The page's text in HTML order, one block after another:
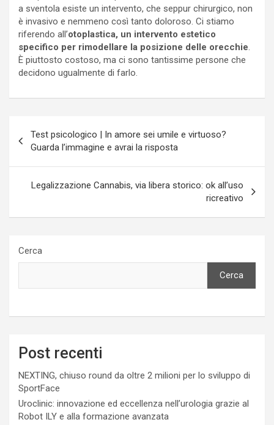
a sventola esiste un intervento, che seppur chirurgico, non
è invasivo e nemmeno così tanto doloroso. Ci stiamo
riferendo all’otoplastica, un intervento estetico
specifico per rimodellare la posizione delle orecchie.
È piuttosto costoso, ma ci sono tantissime persone che
decidono ugualmente di farlo.
articoli
Test psicologico | In amore sei umile e virtuoso?
Guarda l’immagine e avrai la risposta
Legalizzazione Cannabis, via libera storico: ok all’uso
ricreativo
Cerca
Cerca
Post recenti
NEXTING, chiuso round da oltre 2 milioni per lo sviluppo di
SportFace
Uroclinic: innovazione ed eccellenza nell’urologia grazie al
Robot ILY e alla formazione avanzata